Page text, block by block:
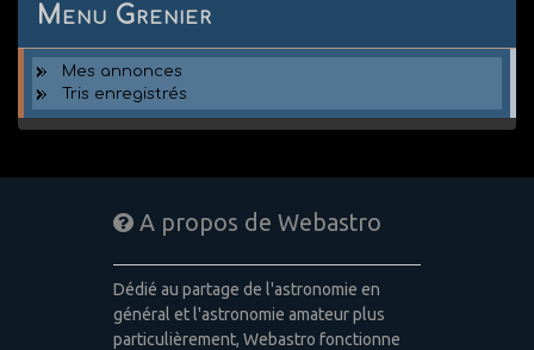
Menu Grenier
Mes annonces
Tris enregistrés
A propos de Webastro
Dédié au partage de l'astronomie en
général et l'astronomie amateur plus
particulièrement, Webastro fonctionne